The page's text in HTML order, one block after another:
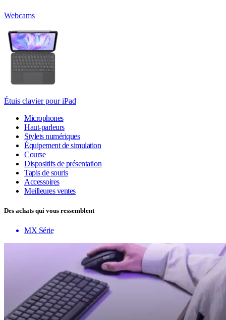
Webcams
Étuis clavier pour iPad
Microphones
Haut-parleurs
Stylets numériques
Équipement de simulation
Course
Dispositifs de présentation
Tapis de souris
Accessoires
Meilleures ventes
Des achats qui vous ressemblent
MX Série